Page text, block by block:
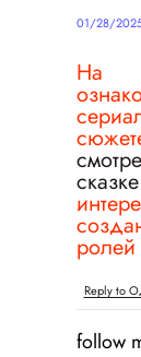
01/28/
На
сказке
ролей
Reply to
follow